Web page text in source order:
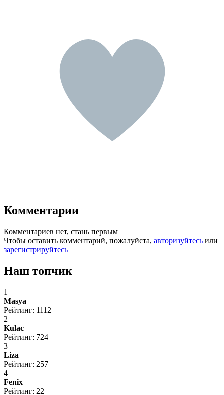
Комментарии
Комментариев нет, стань первым
Чтобы оставить комментарий, пожалуйста, авторизуйтесь или
зарегистрируйтесь
Наш топчик
1
Masya
Рейтинг: 1112
2
Kulac
Рейтинг: 724
3
Liza
Рейтинг: 257
4
Fenix
Рейтинг: 22